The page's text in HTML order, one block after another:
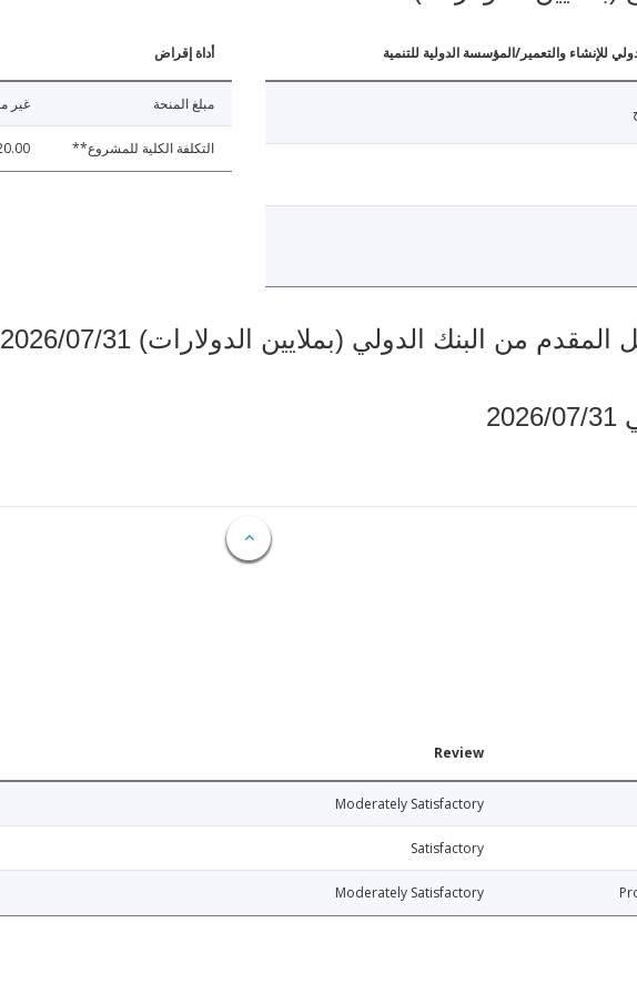
للإنشاء والتعمير/المؤسسة الدولية للتنمية أداة إقراض
مبلغ المنحة غير
التكلفة الكلية للمشروع**
من البنك الدولي (بملايين الدولارات) 2026/07/31
Review
Moderately Satisfactory
Satisfactory
Moderately Satisfactory